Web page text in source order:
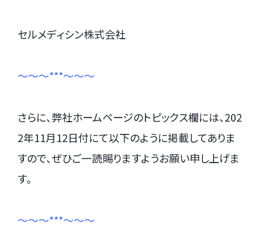
セルメディシン株式会社
～～～***～～～
さらに、弊社ホームページのトピックス欄には、202
2年11月12日付にて以下のように掲載してありま
すので、ぜひご一読賜りますようお願い申し上げま
す。
～～～***～～～